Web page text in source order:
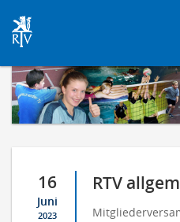
16
Juni
2023
RTV